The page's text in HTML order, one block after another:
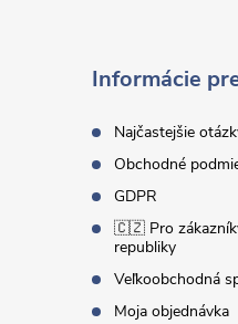
Informácie
Najčastejšie
Obchodné
GDPR
🇨🇿 Pro
republiky
Veľkoobchodná
Moja objednávka